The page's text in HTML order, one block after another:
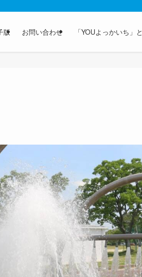
版 お問い合わせ 「YOUよっかいち」